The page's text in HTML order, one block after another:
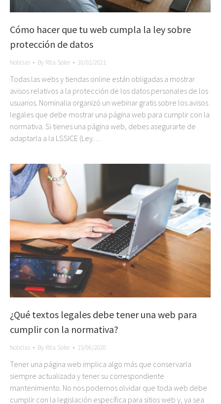
Cómo hacer que tu web cumpla la ley sobre
protección de datos
Noticias By Rita Soler 10/02/2021
Todas las webs y tiendas online están obligadas a mostrar
avisos relativos a la protección de los datos personales de los
usuarios. Nominalia organizó un webinar gratis sobre los avisos
legales que debe mostrar una página web para cumplir con la
normativa. Si tienes una página web, debes asegurarte de
adaptarla a la LSSICE (Ley…
¿Qué textos legales debe tener una web para
cumplir con la normativa?
Noticias By Rita Soler 15/06/2020
Tener una página web implica algo más que conservarla
siempre actualizada y tener su correspondiente
mantenimiento. No nos podemos olvidar que toda web debe
cumplir con la legislación específica para sitios web y, ya sea